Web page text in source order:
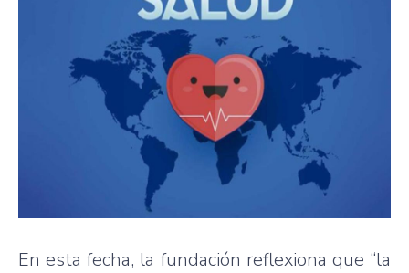
En esta fecha, la fundación reflexiona que “la